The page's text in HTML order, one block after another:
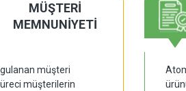
MÜŞTERİ
MEMNUNİYETİ
müşteri
müşterilerin